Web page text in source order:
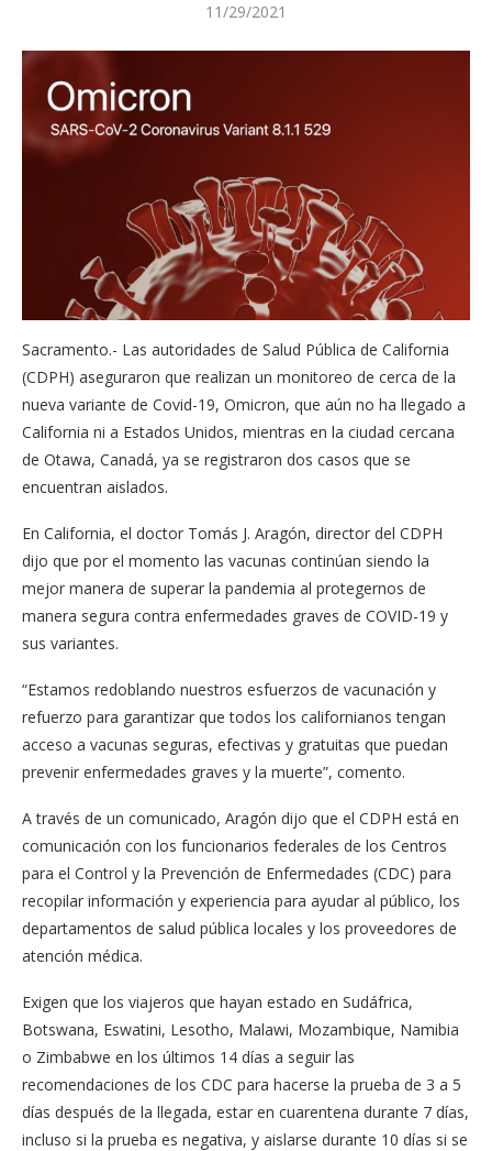
11/29/2021
Sacramento.- Las autoridades de Salud Pública de California
(CDPH) aseguraron que realizan un monitoreo de cerca de la
nueva variante de Covid-19, Omicron, que aún no ha llegado a
California ni a Estados Unidos, mientras en la ciudad cercana
de Otawa, Canadá, ya se registraron dos casos que se
encuentran aislados.
En California, el doctor Tomás J. Aragón, director del CDPH
dijo que por el momento las vacunas continúan siendo la
mejor manera de superar la pandemia al protegernos de
manera segura contra enfermedades graves de COVID-19 y
sus variantes.
“Estamos redoblando nuestros esfuerzos de vacunación y
refuerzo para garantizar que todos los californianos tengan
acceso a vacunas seguras, efectivas y gratuitas que puedan
prevenir enfermedades graves y la muerte”, comento.
A través de un comunicado, Aragón dijo que el CDPH está en
comunicación con los funcionarios federales de los Centros
para el Control y la Prevención de Enfermedades (CDC) para
recopilar información y experiencia para ayudar al público, los
departamentos de salud pública locales y los proveedores de
atención médica.
Exigen que los viajeros que hayan estado en Sudáfrica,
Botswana, Eswatini, Lesotho, Malawi, Mozambique, Namibia
o Zimbabwe en los últimos 14 días a seguir las
recomendaciones de los CDC para hacerse la prueba de 3 a 5
días después de la llegada, estar en cuarentena durante 7 días,
incluso si la prueba es negativa, y aislarse durante 10 días si se